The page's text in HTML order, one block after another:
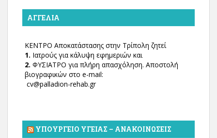
ΑΓΓΕΛΊΑ
ΚΕΝΤΡΟ Αποκατάστασης στην Τρίπολη ζητεί
1. Ιατρούς για κάλυψη εφημεριών και
2. ΦΥΣΙΑΤΡΟ για πλήρη απασχόληση. Αποστολή
βιογραφικών στο e-mail:
cv@palladion-rehab.gr
ΥΠΟΥΡΓΕΊΟ ΥΓΕΊΑΣ – ΑΝΑΚΟΙΝΏΣΕΙΣ